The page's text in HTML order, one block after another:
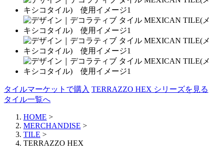
タイルマーケットで購入 TERRAZZO HEX シリーズを見る
タイル一覧へ
HOME >
MERCHANDISE >
TILE >
TERRAZZO HEX